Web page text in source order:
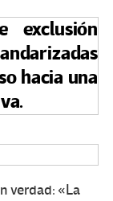
exclusión
hacia una
verdad: «La